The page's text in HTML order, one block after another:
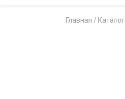
Главная / Каталог